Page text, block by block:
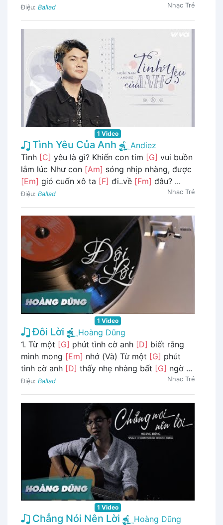
Điệu: Ballad Nhạc Trẻ
1 Video
Tình Yêu Của Anh
Andiez
Tình [C] yêu là gì? Khiến con tim [G] vui buồn
lắm lúc Như con [Am] sóng nhịp nhàng, được
[Em] gió cuốn xô ta [F] đi..về [Fm] đâu? ...
Điệu: Ballad Nhạc Trẻ
1 Video
Đôi Lời
Hoàng Dũng
1. Từ một [G] phút tình cờ anh [D] biết rằng
mình mong [Em] nhớ (Và) Từ một [G] phút
tình cờ anh [D] thấy nhẹ nhàng bất [G] ngờ ...
Điệu: Ballad Nhạc Trẻ
1 Video
Chẳng Nói Nên Lời
Hoàng Dũng